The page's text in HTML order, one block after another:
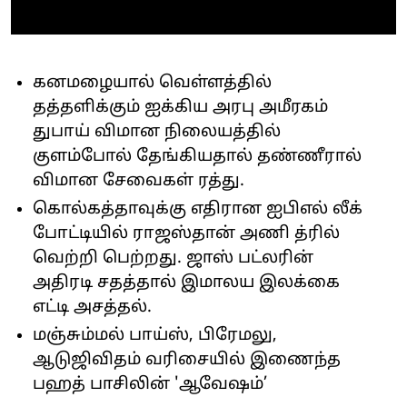
கனமழையால் வெள்ளத்தில்
தத்தளிக்கும் ஐக்கிய அரபு அமீரகம்
துபாய் விமான நிலையத்தில்
குளம்போல் தேங்கியதால் தண்ணீரால்
விமான சேவைகள் ரத்து.
கொல்கத்தாவுக்கு எதிரான ஐபிஎல் லீக்
போட்டியில் ராஜஸ்தான் அணி த்ரில்
வெற்றி பெற்றது. ஜாஸ் பட்லரின்
அதிரடி சதத்தால் இமாலய இலக்கை
எட்டி அசத்தல்.
மஞ்சும்மல் பாய்ஸ், பிரேமலு,
ஆடுஜிவிதம் வரிசையில் இணைந்த
பஹத் பாசிலின் 'ஆவேஷம்’